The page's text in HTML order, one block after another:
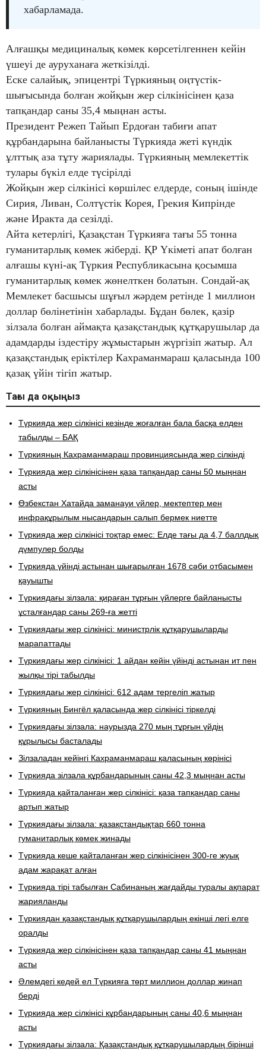
хабарламада.
Алғашқы медициналық көмек көрсетілгеннен кейін
үшеуі де ауруханаға жеткізілді.
Еске салайық, эпицентрі Түркияның оңтүстік-
шығысында болған жойқын жер сілкінісінен қаза
тапқандар саны 35,4 мыңнан асты.
Президент Режеп Тайып Ердоған табиғи апат
құрбандарына байланысты Түркияда жеті күндік
ұлттық аза тұту жариялады. Түркияның мемлекеттік
тулары бүкіл елде түсірілді
Жойқын жер сілкінісі көршілес елдерде, соның ішінде
Сирия, Ливан, Солтүстік Корея, Грекия Кипрінде
және Иракта да сезілді.
Айта кетерлігі, Қазақстан Түркияға тағы 55 тонна
гуманитарлық көмек жіберді. ҚР Үкіметі апат болған
алғашы күні-ақ Түркия Республикасына қосымша
гуманитарлық көмек жөнелткен болатын. Сондай-ақ
Мемлекет басшысы шұғыл жәрдем ретінде 1 миллион
доллар бөлінетінін хабарлады. Бұдан бөлек, қазір
зілзала болған аймақта қазақстандық құтқарушылар да
адамдарды іздестіру жұмыстарын жүргізіп жатыр. Ал
қазақстандық еріктілер Кахраманмараш қаласында 100
қазақ үйін тігіп жатыр.
Тағы да оқыңыз
Түркияда жер сілкінісі кезінде жоғалған бала басқа елден
табылды – БАҚ
Түркияның Кахраманмараш провинциясында жер сілкінді
Түркияда жер сілкінісінен қаза тапқандар саны 50 мыңнан
асты
Өзбекстан Хатайда заманауи үйлер, мектептер мен
инфрақұрылым нысандарын салып бермек ниетте
Түркияда жер сілкінісі тоқтар емес: Елде тағы да 4,7 баллдық
дүмпулер болды
Түркияда үйінді астынан шығарылған 1678 сәби отбасымен
қауышты
Түркиядағы зілзала: қираған тұрғын үйлерге байланысты
ұсталғандар саны 269-ға жетті
Түркиядағы жер сілкінісі: министрлік құтқарушыларды
марапаттады
Түркиядағы жер сілкінісі: 1 айдан кейін үйінді астынан ит пен
жылқы тірі табылды
Түркиядағы жер сілкінісі: 612 адам тергеліп жатыр
Түркияның Бингёл қаласында жер сілкінісі тіркелді
Түркиядағы зілзала: наурызда 270 мың тұрғын үйдің
құрылысы басталады
Зілзаладан кейінгі Кахраманмараш қаласының көрінісі
Түркияда зілзала құрбандарының саны 42,3 мыңнан асты
Түркияда қайталанған жер сілкінісі: қаза тапқандар саны
артып жатыр
Түркиядағы зілзала: қазақстандықтар 660 тонна
гуманитарлық көмек жинады
Түркияда кеше қайталанған жер сілкінісінен 300-ге жуық
адам жарақат алған
Түркияда тірі табылған Сабинаның жағдайды туралы ақпарат
жарияланды
Түркиядан қазақстандық құтқарушылардың екінші легі елге
оралды
Түркияда жер сілкінісінен қаза тапқандар саны 41 мыңнан
асты
Әлемдегі кедей ел Түркияға төрт миллион доллар жинап
берді
Түркияда жер сілкінісі құрбандарының саны 40,6 мыңнан
асты
Түркиядағы зілзала: Қазақстандық құтқарушылардың бірінші